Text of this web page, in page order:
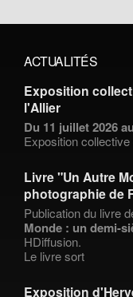
ACTUALITÉS
Exposition
l'Allier
Du 11 juillet 2026
Exposition collective
Livre "Un Autre
photographie de
Publication du livre
Monde : un demi-
HDiffusion.
Le livre sort
Exposition